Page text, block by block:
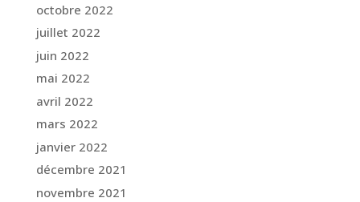
octobre 2022
juillet 2022
juin 2022
mai 2022
avril 2022
mars 2022
janvier 2022
décembre 2021
novembre 2021